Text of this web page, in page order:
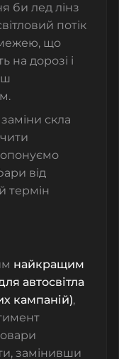
би лед лінз
потік
межею, що
на дорозі і
заміни скла
від
термін
найкращим
автосвітла
кампаній),
замінивши